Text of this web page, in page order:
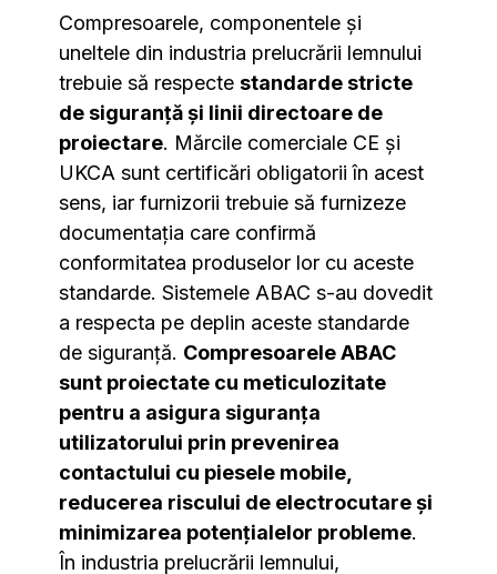
Compresoarele, componentele și
uneltele din industria prelucrării lemnului
trebuie să respectestandarde stricte
de siguranță și linii directoare de
proiectare. Mărcile comerciale CE și
UKCA sunt certificări obligatorii în acest
sens, iar furnizorii trebuie să furnizeze
documentația care confirmă
conformitatea produselor lor cu aceste
standarde. Sistemele ABAC s-au dovedit
a respecta pe deplin aceste standarde
de siguranță. Compresoarele ABAC
sunt proiectate cu meticulozitate
pentru a asigura siguranța
utilizatorului prin prevenirea
contactului cu piesele mobile,
reducerea riscului de electrocutare și
minimizarea potențialelor probleme.
În industria prelucrării lemnului,